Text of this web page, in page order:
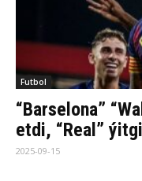
Futbol
“Barselona”
etdi, “Real”
2025-09-15